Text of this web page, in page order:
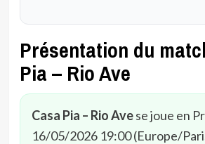
Présentation du
Pia – Rio Ave
Casa Pia – Rio Avese joue en
16/05/2026 19:00 (Europe/